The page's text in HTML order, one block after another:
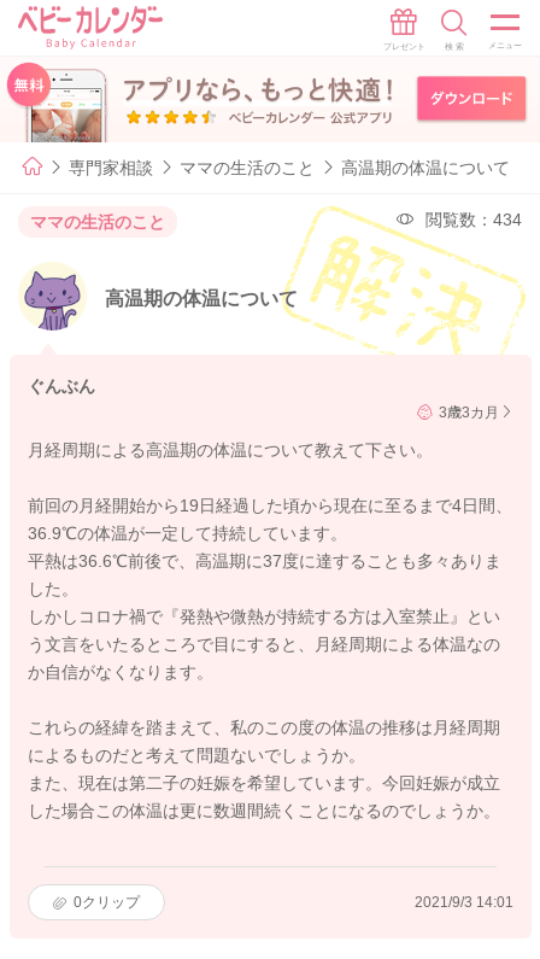
専門家相談 ママの生活のこと 高温期の体温について
ママの生活のこと 閲覧数：434
高温期の体温について
ぐんぶん
3歳3カ月
月経周期による高温期の体温について教えて下さい。
前回の月経開始から19日経過した頃から現在に至るまで4日間、
36.9℃の体温が一定して持続しています。
平熱は36.6℃前後で、高温期に37度に達することも多々ありま
した。
しかしコロナ禍で『発熱や微熱が持続する方は入室禁止』とい
う文言をいたるところで目にすると、月経周期による体温なの
か自信がなくなります。
これらの経緯を踏まえて、私のこの度の体温の推移は月経周期
によるものだと考えて問題ないでしょうか。
また、現在は第二子の妊娠を希望しています。今回妊娠が成立
した場合この体温は更に数週間続くことになるのでしょうか。
0クリップ 2021/9/3 14:01